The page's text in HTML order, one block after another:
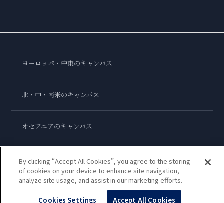
ヨーロッパ・中東のキャンパス
北・中・南米のキャンパス
オセアニアのキャンパス
アジアのキャンパス
ル・コルドン・ブルー・インターナショナル
By clicking “Accept All Cookies”, you agree to the storing
of cookies on your device to enhance site navigation,
analyze site usage, and assist in our marketing efforts.
Cookies Settings Accept All Cookies